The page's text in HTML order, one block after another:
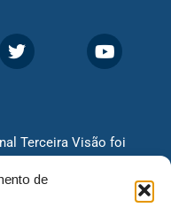
de
Terceira Visão foi
época só existiam
jornal continua